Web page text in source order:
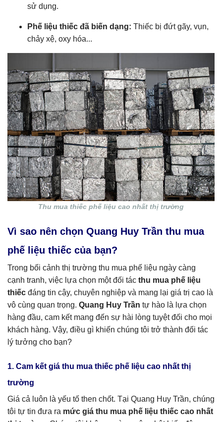
sử dụng.
Phế liệu thiếc đã biến dạng: Thiếc bị đứt gãy, vụn,
chảy xệ, oxy hóa...
Thu mua thiếc phế liệu cao nhất thị trường
Vì sao nên chọn Quang Huy Trần thu mua
phế liệu thiếc của bạn?
Trong bối cảnh thị trường thu mua phế liệu ngày càng
cạnh tranh, việc lựa chọn một đối tác thu mua phế liệu
thiếc đáng tin cậy, chuyên nghiệp và mang lại giá trị cao là
vô cùng quan trọng. Quang Huy Trần tự hào là lựa chọn
hàng đầu, cam kết mang đến sự hài lòng tuyệt đối cho mọi
khách hàng. Vậy, điều gì khiến chúng tôi trở thành đối tác
lý tưởng cho bạn?
1. Cam kết giá thu mua thiếc phế liệu cao nhất thị
trường
Giá cả luôn là yếu tố then chốt. Tại Quang Huy Trần, chúng
tôi tự tin đưa ra mức giá thu mua phế liệu thiếc cao nhất